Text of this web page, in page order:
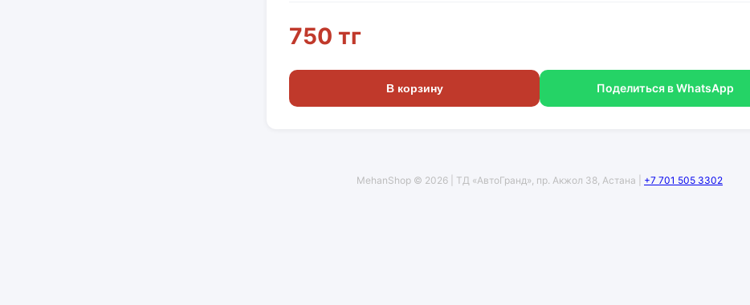
750 тг
В корзину Поделиться в WhatsApp
MehanShop © 2026 | ТД «АвтоГранд», пр. Акжол 38, Астана | +7 701 505 3302